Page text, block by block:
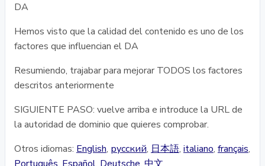
DA
Hemos visto que la calidad del contenido es uno de los
factores que influencian el DA
Resumiendo, trajabar para mejorar TODOS los factores
descritos anteriormente
SIGUIENTE PASO: vuelve arriba e introduce la URL de
la autoridad de dominio que quieres comprobar.
Otros idiomas: English, русский, 日本語, italiano, français,